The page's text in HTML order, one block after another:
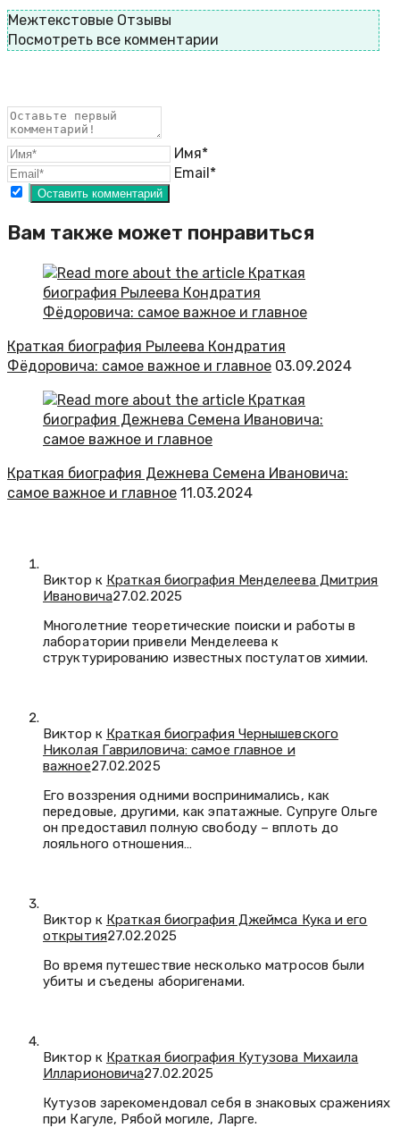
Межтекстовые Отзывы
Посмотреть все комментарии
Имя*
Email*
Вам также может понравиться
Краткая биография Рылеева Кондратия
Фёдоровича: самое важное и главное 03.09.2024
Краткая биография Дежнева Семена Ивановича:
самое важное и главное 11.03.2024
Виктор к Краткая биография Менделеева Дмитрия
Ивановича27.02.2025
Многолетние теоретические поиски и работы в
лаборатории привели Менделеева к
структурированию известных постулатов химии.
Виктор к Краткая биография Чернышевского
Николая Гавриловича: самое главное и
важное27.02.2025
Его воззрения одними воспринимались, как
передовые, другими, как эпатажные. Супруге Ольге
он предоставил полную свободу – вплоть до
лояльного отношения…
Виктор к Краткая биография Джеймса Кука и его
открытия27.02.2025
Во время путешествие несколько матросов были
убиты и съедены аборигенами.
Виктор к Краткая биография Кутузова Михаила
Илларионовича27.02.2025
Кутузов зарекомендовал себя в знаковых сражениях
при Кагуле, Рябой могиле, Ларге.